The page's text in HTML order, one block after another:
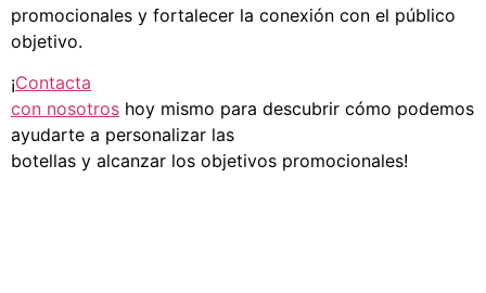
promocionales y fortalecer la conexión con el público
objetivo.
¡Contacta
con nosotros hoy mismo para descubrir cómo podemos
ayudarte a personalizar las
botellas y alcanzar los objetivos promocionales!